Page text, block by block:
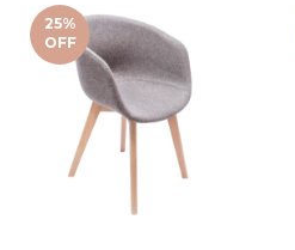
25%
OFF